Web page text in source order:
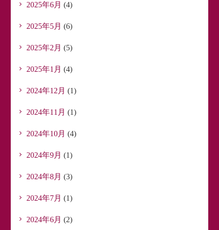
2025年6月 (4)
2025年5月 (6)
2025年2月 (5)
2025年1月 (4)
2024年12月 (1)
2024年11月 (1)
2024年10月 (4)
2024年9月 (1)
2024年8月 (3)
2024年7月 (1)
2024年6月 (2)